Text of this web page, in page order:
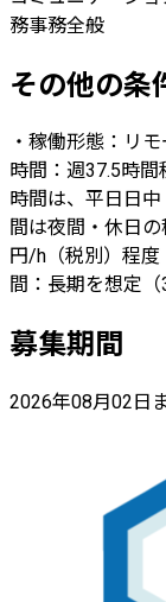
務事務全般
その他の条
・稼働形態：リ
時間：週37.5時
時間は、平日日
間は夜間・休日
円/h（税別）程
間：長期を想定（
募集期間
2026年08月02日